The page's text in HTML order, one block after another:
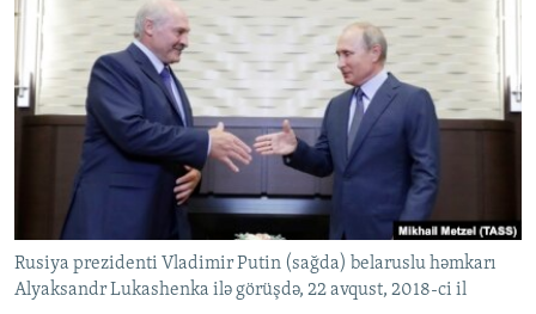
MULTIMEDIA
FOTOQALEREYA
İNFOQRAFIKA
KARIKATURA
RADIO ARXIV
OXU ZALI
AZƏRBAYCAN ƏDƏBIYYATI KITABXANASI
İSLAM VƏ DEMOKRATIYA
İZ - MƏDƏNIYYƏT PROQRAMI
HAQQIMIZDA
MISSIYAMIZ
PEŞƏ ETIKASI VƏ JURNALISTIKA STANDARTLARIMIZ
MATERIALLARIMIZDAN ISTIFADƏ
AZADLIQRADIOSU MOBIL TELEFONUNUZDA
RFE/RL-in bütün saytları
Rusiya prezidenti Vladimir Putin (sağda) belaruslu həmkarı
Alyaksandr Lukashenka ilə görüşdə, 22 avqust, 2018-ci il